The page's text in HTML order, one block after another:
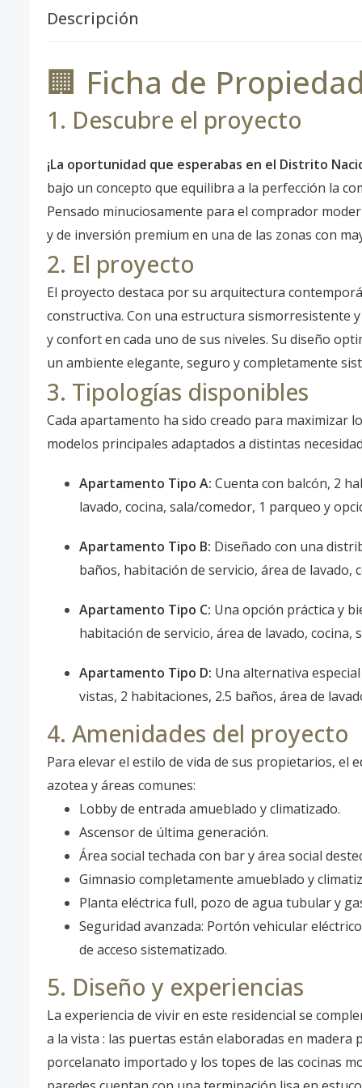
Descripción
🏢 Ficha de
1. Descubre el proyecto
¡La oportunidad que esperabas en el Distrito
bajo un concepto que equilibra a la perfección la
Pensado minuciosamente para el comprador
y de inversión premium en una de las zonas con
2. El proyecto
El proyecto destaca por su arquitectura
constructiva. Con una estructura sismorresistente
y confort en cada uno de sus niveles. Su diseño
un ambiente elegante, seguro y completamente
3. Tipologías disponibles
Cada apartamento ha sido creado para maximizar
modelos principales adaptados a distintas
Apartamento Tipo A: Cuenta con balcón, 2
lavado, cocina, sala/comedor, 1 parqueo y
Apartamento Tipo B: Diseñado con una
baños, habitación de servicio, área de
Apartamento Tipo C: Una opción práctica y
habitación de servicio, área de lavado, cocina,
Apartamento Tipo D: Una alternativa
vistas, 2 habitaciones, 2.5 baños, área de
4. Amenidades del proyecto
Para elevar el estilo de vida de sus propietarios, el
azotea y áreas comunes:
Lobby de entrada amueblado y climatizado.
Ascensor de última generación.
Área social techada con bar y área social
Gimnasio completamente amueblado y
Planta eléctrica full, pozo de agua tubular y
Seguridad avanzada: Portón vehicular
de acceso sistematizado.
5. Diseño y experiencias
La experiencia de vivir en este residencial se
a la vista : las puertas están elaboradas en
porcelanato importado y los topes de las cocinas